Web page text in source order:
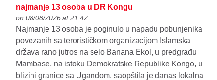
najmanje 13 osoba u DR Kongu
on 08/08/2026 at 21:42
Najmanje 13 osoba je poginulo u napadu pobunjenika
povezanih sa terorističkom organizacijom Islamska
država rano jutros na selo Banana Ekol, u predgrađu
Mambase, na istoku Demokratske Republike Kongo, u
blizini granice sa Ugandom, saopštila je danas lokalna